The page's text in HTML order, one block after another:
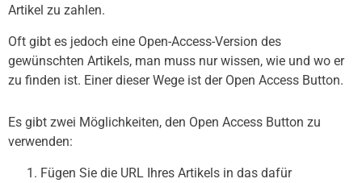
Artikel zu zahlen.
Oft gibt es jedoch eine Open-Access-Version des
gewünschten Artikels, man muss nur wissen, wie und wo er
zu finden ist. Einer dieser Wege ist der Open Access Button.
Es gibt zwei Möglichkeiten, den Open Access Button zu
verwenden:
Fügen Sie die URL Ihres Artikels in das dafür